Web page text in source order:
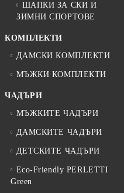
ШАПКИ ЗА СКИ И
ЗИМНИ СПОРТОВЕ
КОМПЛЕКТИ
ДАМСКИ КОМПЛЕКТИ
МЪЖКИ КОМПЛЕКТИ
ЧАДЪРИ
МЪЖКИТЕ ЧАДЪРИ
ДАМСКИТЕ ЧАДЪРИ
ДЕТСКИТЕ ЧАДЪРИ
Eco-Friendly PERLETTI
Green